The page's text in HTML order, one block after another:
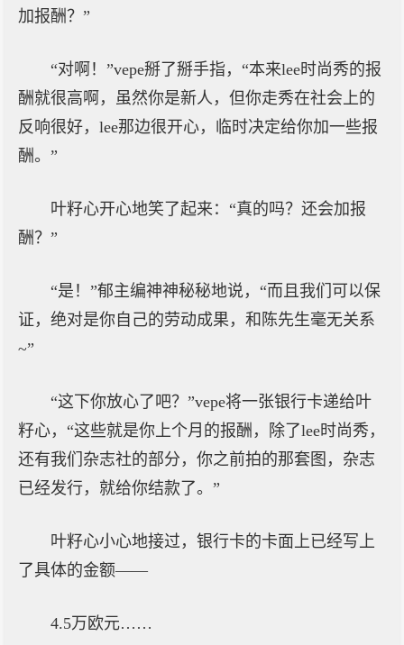
加报酬？”
“对啊！”vepe掰了掰手指，“本来lee时尚秀的报
酬就很高啊，虽然你是新人，但你走秀在社会上的
反响很好，lee那边很开心，临时决定给你加一些报
酬。”
叶籽心开心地笑了起来：“真的吗？还会加报
酬？”
“是！”郁主编神神秘秘地说，“而且我们可以保
证，绝对是你自己的劳动成果，和陈先生毫无关系
~”
“这下你放心了吧？”vepe将一张银行卡递给叶
籽心，“这些就是你上个月的报酬，除了lee时尚秀，
还有我们杂志社的部分，你之前拍的那套图，杂志
已经发行，就给你结款了。”
叶籽心小心地接过，银行卡的卡面上已经写上
了具体的金额——
4.5万欧元……